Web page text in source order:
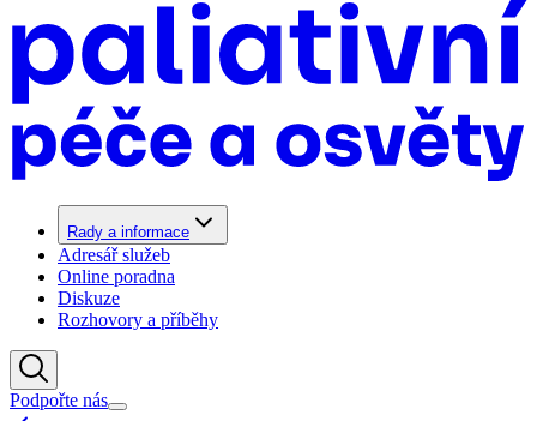
Rady a informace
Adresář služeb
Online poradna
Diskuze
Rozhovory a příběhy
Podpořte nás